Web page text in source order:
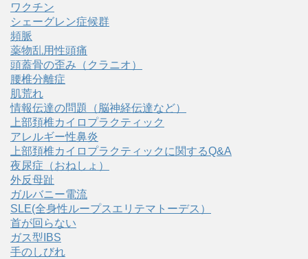
ワクチン
シェーグレン症候群
頻脈
薬物乱用性頭痛
頭蓋骨の歪み（クラニオ）
腰椎分離症
肌荒れ
情報伝達の問題（脳神経伝達など）
上部頚椎カイロプラクティック
アレルギー性鼻炎
上部頚椎カイロプラクティックに関するQ&A
夜尿症（おねしょ）
外反母趾
ガルバニー電流
SLE(全身性ループスエリテマトーデス）
首が回らない
ガス型IBS
手のしびれ